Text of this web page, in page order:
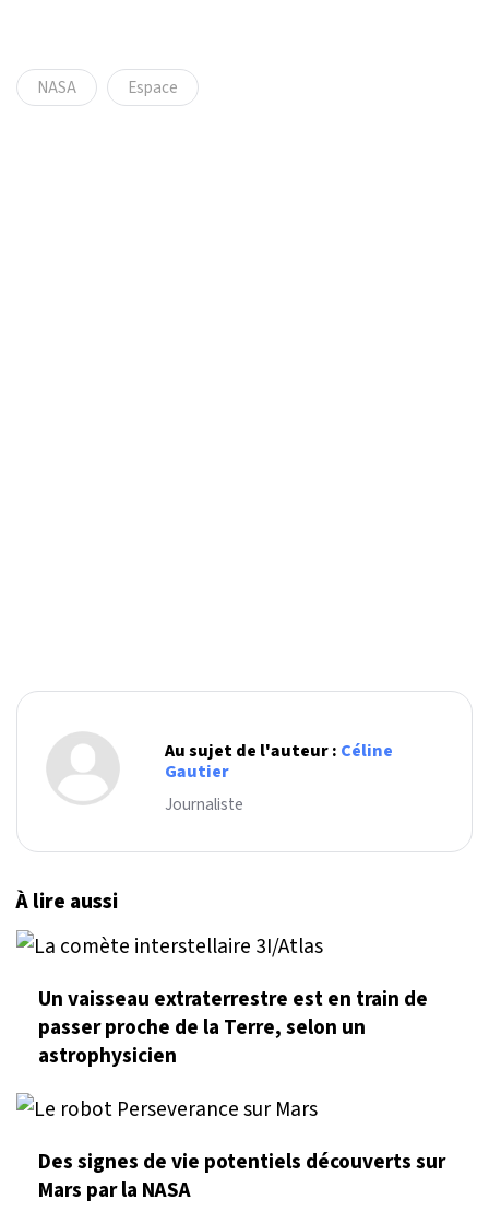
NASA Espace
Au sujet de l'auteur : Céline
Gautier
Journaliste
À lire aussi
Un vaisseau extraterrestre est en train de
passer proche de la Terre, selon un
astrophysicien
Des signes de vie potentiels découverts sur
Mars par la NASA